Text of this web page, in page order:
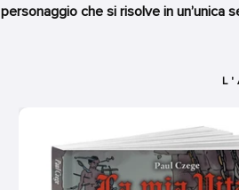
personaggio che si risolve in un’unica